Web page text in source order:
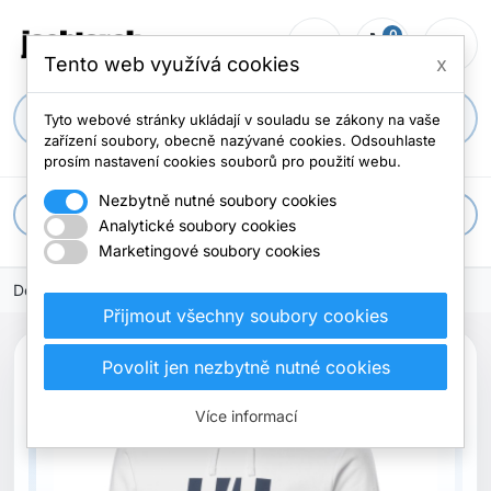
search
person_outline shopping_cart
0 menu
apps Všechny kategorie
Domů
Tento web využívá cookies x
Tyto webové stránky ukládají v souladu se zákony na vaše
zařízení soubory, obecně nazývané cookies. Odsouhlaste
prosím nastavení cookies souborů pro použití webu.
Nezbytně nutné soubory cookies
Analytické soubory cookies
Marketingové soubory cookies
Přijmout všechny soubory cookies
Povolit jen nezbytně nutné cookies
Více informací